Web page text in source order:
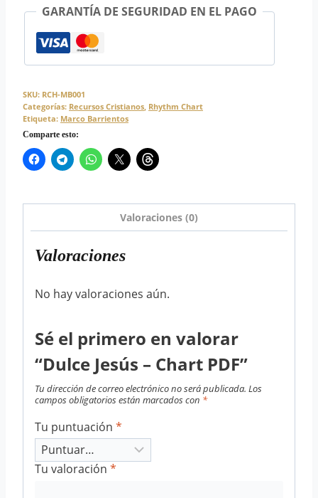
GARANTÍA DE SEGURIDAD EN EL PAGO
SKU: RCH-MB001
Categorías: Recursos Cristianos, Rhythm Chart
Etiqueta: Marco Barrientos
Comparte esto:
Valoraciones (0)
Valoraciones
No hay valoraciones aún.
Sé el primero en valorar
“Dulce Jesús – Chart PDF”
Tu dirección de correo electrónico no será publicada. Los
campos obligatorios están marcados con *
Tu puntuación *
Tu valoración *